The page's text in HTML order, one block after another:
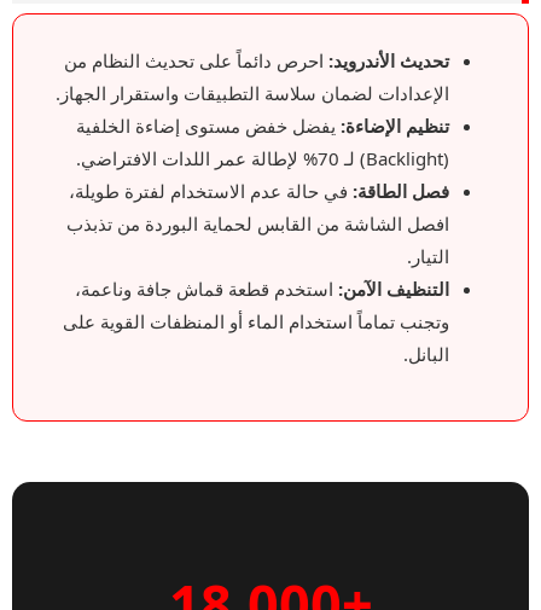
تحديث الأندرويد: احرص دائماً على تحديث النظام من
الإعدادات لضمان سلاسة التطبيقات واستقرار الجهاز.
تنظيم الإضاءة: يفضل خفض مستوى إضاءة الخلفية
(Backlight) لـ 70% لإطالة عمر اللدات الافتراضي.
فصل الطاقة: في حالة عدم الاستخدام لفترة طويلة،
افصل الشاشة من القابس لحماية البوردة من تذبذب
التيار.
التنظيف الآمن: استخدم قطعة قماش جافة وناعمة،
وتجنب تماماً استخدام الماء أو المنظفات القوية على
البانل.